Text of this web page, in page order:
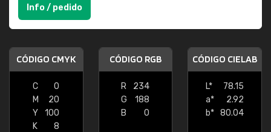
Info / pedido
CÓDIGO CMYK
C
0
M
20
Y
100
K
8
CÓDIGO RGB
R
234
G
188
B
0
CÓDIGO CIELAB
L*
78.15
a*
2.92
b* 80.04